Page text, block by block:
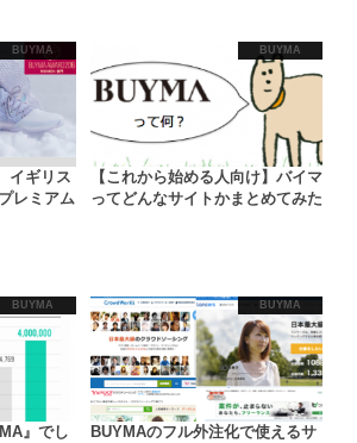
BUYMA
イギリス
レミアム
BUYMA
【これから始める人向け】バイマ
ってどんなサイトかまとめてみた
BUYMA
』でし
BUYMA
BUYMAのフル外注化で使えるサ